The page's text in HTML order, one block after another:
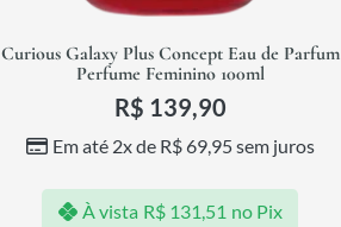
Curious Galaxy Plus Concept Eau de Parfum
Perfume Feminino 100ml
R$ 139,90
Em até 2x de R$69,95sem juros
À vista R$131,51 no Pix